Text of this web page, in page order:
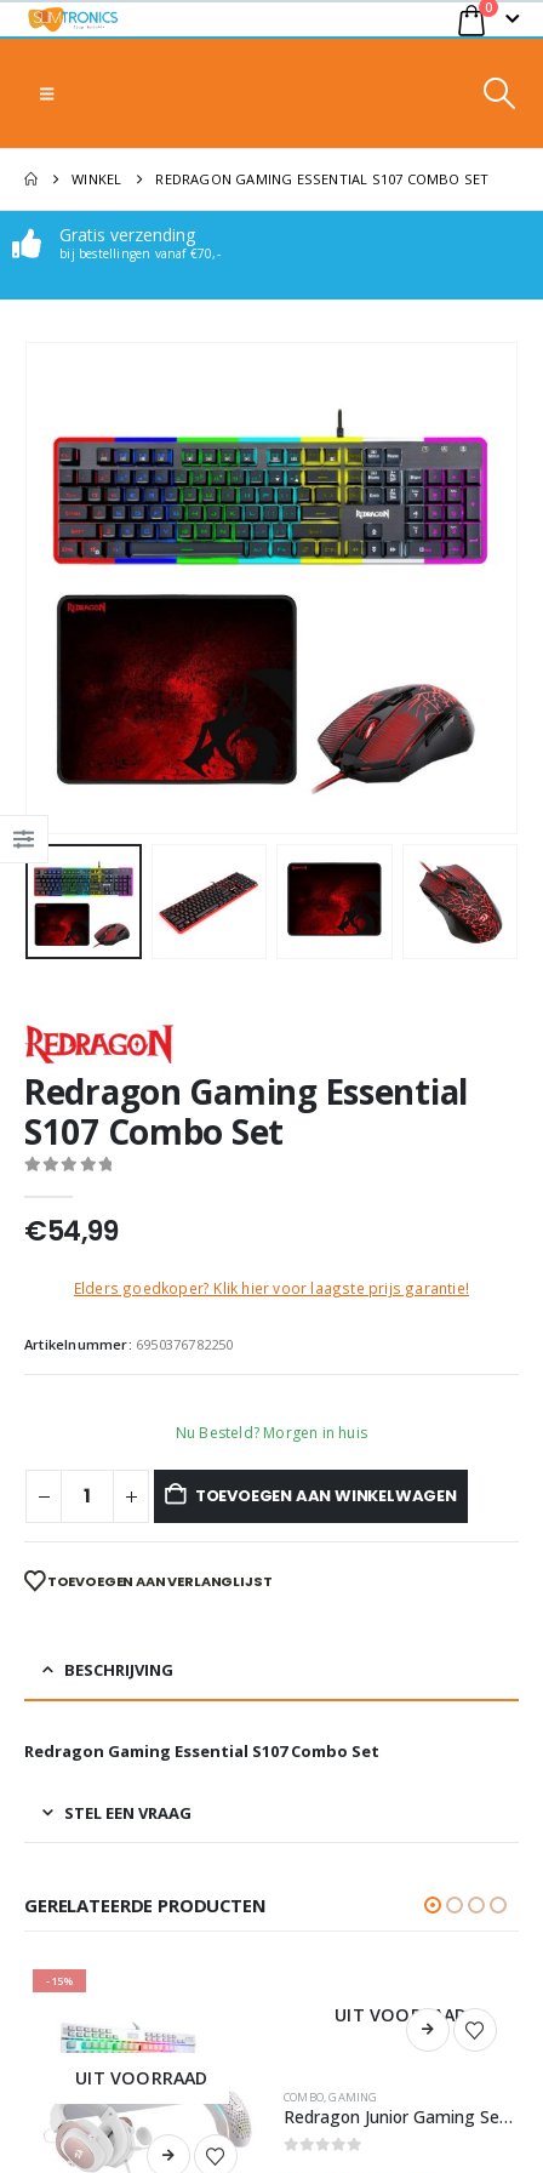
0
WINKEL REDRAGON GAMING ESSENTIAL S107 COMBO SET
Gratis verzending
bij bestellingen vanaf €70,-
Redragon Gaming Essential
S107 Combo Set
€54,99
Elders goedkoper? Klik hier voor laagste prijs garantie!
Artikelnummer: 6950376782250
Nu Besteld? Morgen in huis
TOEVOEGEN AAN WINKELWAGEN
TOEVOEGEN AAN VERLANGLIJST
BESCHRIJVING
Redragon Gaming Essential S107 Combo Set
STEL EEN VRAAG
GERELATEERDE PRODUCTEN
-15%
UIT VOORRAAD